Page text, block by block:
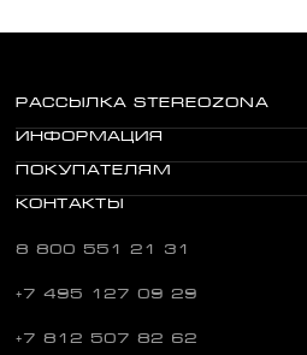
РАССЫЛКА STEREOZONA
ИНФОРМАЦИЯ
ПОКУПАТЕЛЯМ
КОНТАКТЫ
8 800 551 21 31
+7 495 127 09 29
+7 812 507 82 62